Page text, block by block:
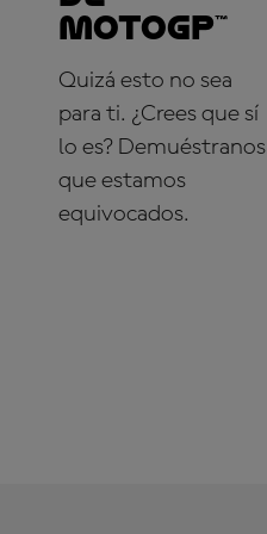
MotoGP™
Quizá esto no sea
para ti. ¿Crees que sí
lo es? Demuéstranos
que estamos
equivocados.